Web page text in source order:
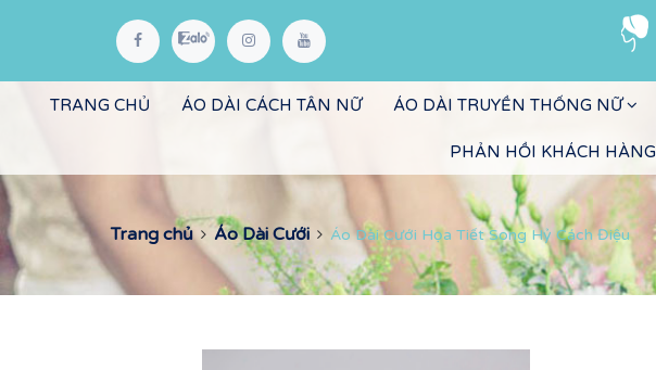
TRANG CHỦ ÁO DÀI CÁCH TÂN NỮ ÁO DÀI TRUYỀN THỐNG NỮ
PHẢN HỒI KHÁCH HÀNG
Trang chủ Áo Dài Cưới Áo Dài Cưới Họa Tiết Song Hỷ Cách Điệu